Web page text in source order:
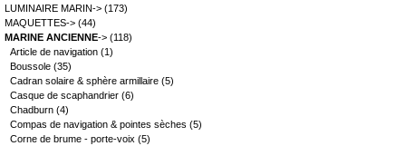
LUMINAIRE MARIN-> (173)
MAQUETTES-> (44)
MARINE ANCIENNE-> (118)
Article de navigation (1)
Boussole (35)
Cadran solaire & sphère armillaire (5)
Casque de scaphandrier (6)
Chadburn (4)
Compas de navigation & pointes sèches (5)
Corne de brume - porte-voix (5)